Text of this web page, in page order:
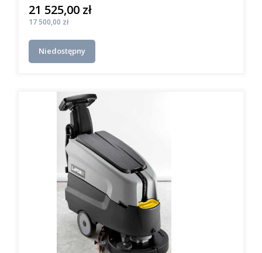
Cena
21 525,00 zł
Cena
17 500,00 zł
Niedostępny